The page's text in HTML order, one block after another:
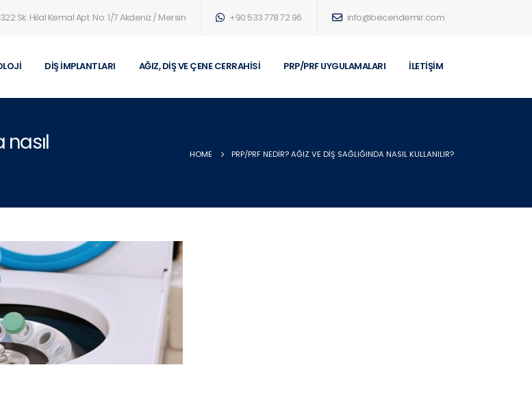
Sk. Hilal Kemal Apt. No: 1/7 Akdeniz / Mersin +90 533 778 72 96 info@becendemir.com
DIŞ İMPLANTLARI AĞIZ, DIŞ VE ÇENE CERRAHISI PRP/PRF UYGULAMALARI İLETIŞIM
nasıl
HOME PRP/PRF NEDIR? AĞIZ VE DIŞ SAĞLIĞINDA NASIL KULLANILIR?